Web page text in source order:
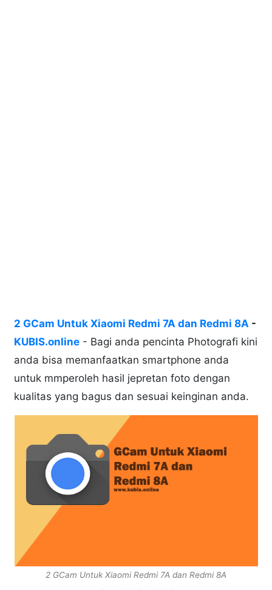
2 GCam Untuk Xiaomi Redmi 7A dan Redmi 8A -
KUBIS.online - Bagi anda pencinta Photografi kini
anda bisa memanfaatkan smartphone anda
untuk mmperoleh hasil jepretan foto dengan
kualitas yang bagus dan sesuai keinginan anda.
2 GCam Untuk Xiaomi Redmi 7A dan Redmi 8A